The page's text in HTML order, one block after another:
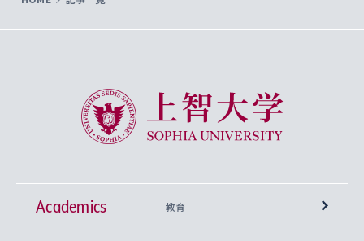
上智大学 Sophia University
Academics 教育